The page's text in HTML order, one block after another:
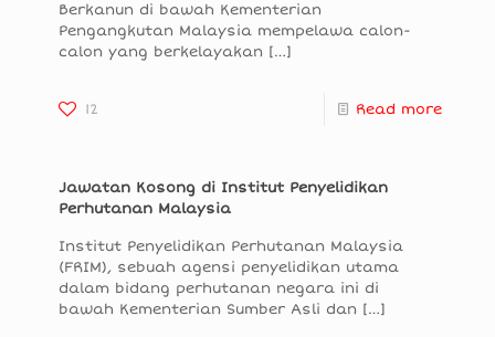
Berkanun di bawah Kementerian
Pengangkutan Malaysia mempelawa calon-
calon yang berkelayakan […]
12 Read more
Jawatan Kosong di Institut Penyelidikan
Perhutanan Malaysia
Institut Penyelidikan Perhutanan Malaysia
(FRIM), sebuah agensi penyelidikan utama
dalam bidang perhutanan negara ini di
bawah Kementerian Sumber Asli dan […]